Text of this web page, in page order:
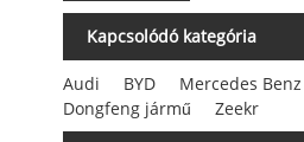
Kapcsolódó kategória
Audi BYD Mercedes Benz
Dongfeng jármű
Zeekr